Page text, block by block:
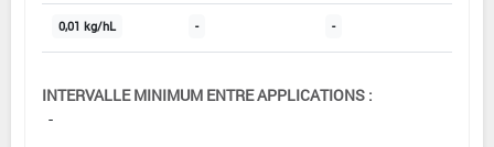
0,01 kg/hL - -
INTERVALLE MINIMUM ENTRE APPLICATIONS :
-